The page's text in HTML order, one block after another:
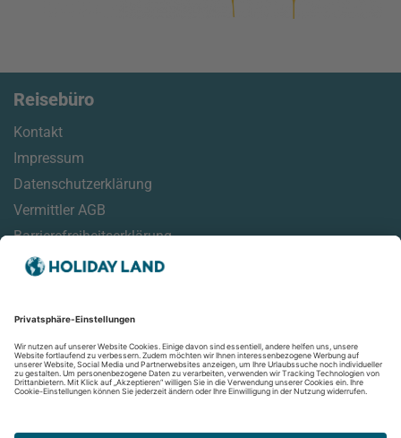
Reisebüro
Kontakt
Impressum
Datenschutzerklärung
Vermittler AGB
Barrierefreiheitserklärung
Reisemonitor
Online Check-In Informationen
Reisehinweise
Aktuelles